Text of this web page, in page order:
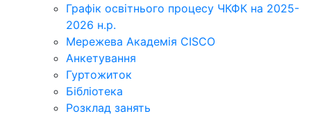
Графік освітнього процесу ЧКФК на 2025-
2026 н.р.
Мережева Академія CISCO
Анкетування
Гуртожиток
Бібліотека
Розклад занять